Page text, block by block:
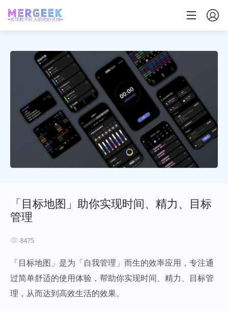
发现数字匠人的绝妙灵感
「目标地图」助你实现时间、精力、目标
管理
8475
「目标地图」是为「自我管理」而生的效率应用，专注通
过简单舒适的使用体验，帮助你实现时间、精力、目标管
理，从而达到高效生活的效果。